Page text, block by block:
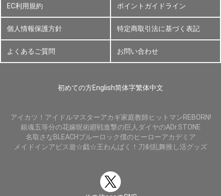
EC利用規約 ポイントガイドライン
個人情報保護方針 特定商取引法に基づく表記
よくあるご質問 お問い合わせ
初めての方English简体字繁体中文
アイカツ！ アイドルマスターアカギ家庭教師ヒットマンREBORN!
銀魂五等分の花嫁呪術廻戦進撃の巨人 ダイヤのADr.STONE
名取さなBLEACHブルーロック僕のヒーローアカデミア
メイドインアビス遊☆戯☆王わんぱく！刀剣乱舞推し活グッズ